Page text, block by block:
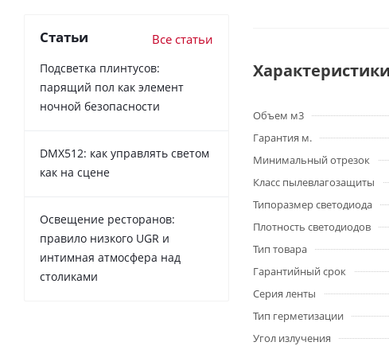
Характеристики
Объем м3
Гарантия м.
Минимальный отрезок
Класс пылевлагозащиты
Типоразмер светодиода
Плотность светодиодов
Тип товара
Гарантийный срок
Серия ленты
Тип герметизации
Угол излучения
Статьи Все статьи
Подсветка плинтусов:
парящий пол как элемент
ночной безопасности
DMX512: как управлять светом
как на сцене
Освещение ресторанов:
правило низкого UGR и
интимная атмосфера над
столиками